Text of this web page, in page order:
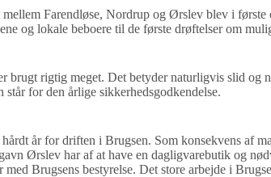
Farendløse, Nordrup og Ørslev blev i første
og lokale beboere til de første drøftelser om
brugt rigtig meget. Det betyder naturligvis slid og
for den årlige sikkerhedsgodkendelse.
år for driften i Brugsen. Som konsekvens af
Ørslev har af at have en dagligvarebutik og
Brugsens bestyrelse. Det store arbejde i